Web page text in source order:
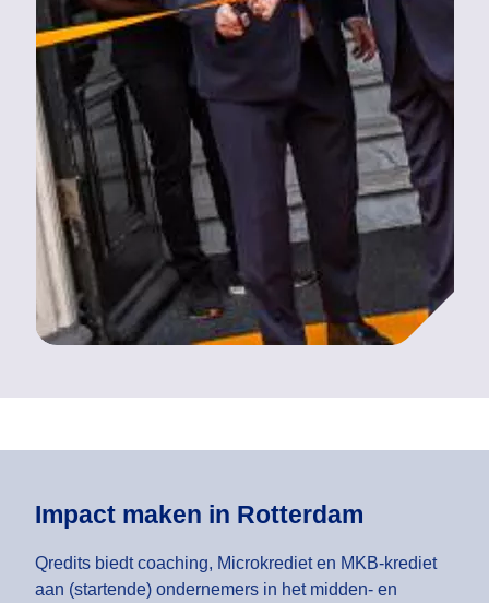
Impact maken in Rotterdam
Qredits biedt coaching, Microkrediet en MKB-krediet
aan (startende) ondernemers in het midden- en